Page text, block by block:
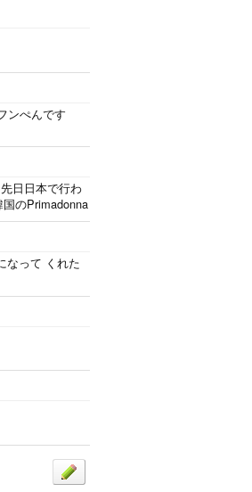
ンぺんです
日日本で行わ
のPrimadonna
なって くれた